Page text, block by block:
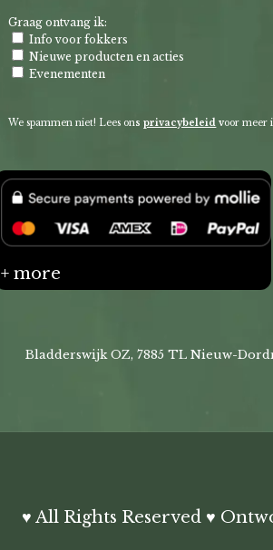
Graag ontvang ik:
Info voor fokkers
Nieuwe producten en acties
Evenementen
We spammen niet! Lees onsprivacybeleid voor meer
+ more
Bladderswijk OZ, 7885 TL Nieuw-
♥ All Rights Reserved ♥